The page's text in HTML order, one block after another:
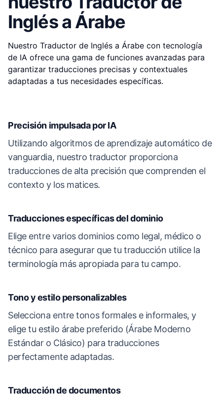
Inglés a Árabe
Nuestro Traductor de Inglés a Árabe con tecnología
de IA ofrece una gama de funciones avanzadas para
garantizar traducciones precisas y contextuales
adaptadas a tus necesidades específicas.
Precisión impulsada por IA
Utilizando algoritmos de aprendizaje automático de
vanguardia, nuestro traductor proporciona
traducciones de alta precisión que comprenden el
contexto y los matices.
Traducciones específicas del dominio
Elige entre varios dominios como legal, médico o
técnico para asegurar que tu traducción utilice la
terminología más apropiada para tu campo.
Tono y estilo personalizables
Selecciona entre tonos formales e informales, y
elige tu estilo árabe preferido (Árabe Moderno
Estándar o Clásico) para traducciones
perfectamente adaptadas.
Traducción de documentos